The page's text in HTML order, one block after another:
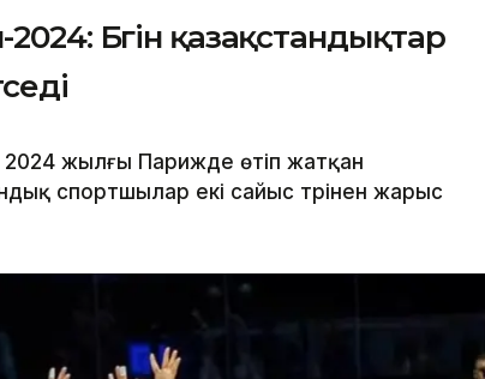
Бүгін қазақстандықтар
2024 жылғы Парижде өтіп жатқан
спортшылар екі сайыс түрінен жарыс